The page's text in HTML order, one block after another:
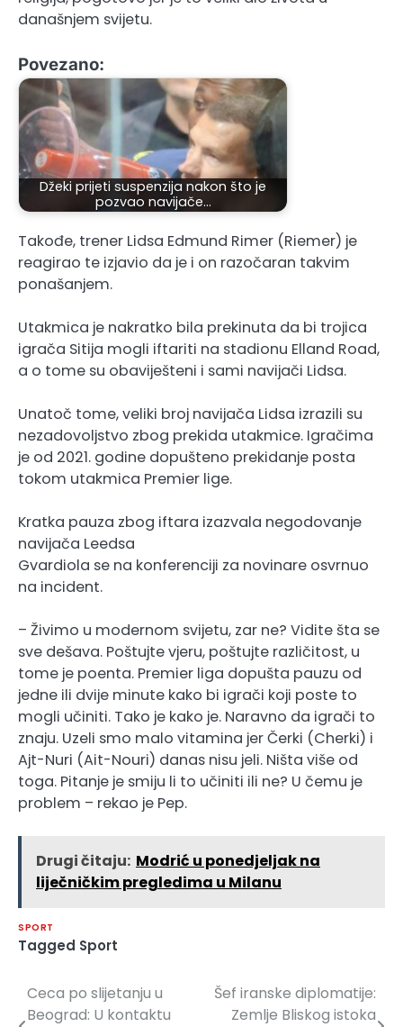
današnjem svijetu.
Povezano:
Džeki prijeti suspenzija nakon što je
pozvao navijače…
Takođe, trener Lidsa Edmund Rimer (Riemer) je
reagirao te izjavio da je i on razočaran takvim
ponašanjem.
Utakmica je nakratko bila prekinuta da bi trojica
igrača Sitija mogli iftariti na stadionu Elland Road,
a o tome su obaviješteni i sami navijači Lidsa.
Unatoč tome, veliki broj navijača Lidsa izrazili su
nezadovoljstvo zbog prekida utakmice. Igračima
je od 2021. godine dopušteno prekidanje posta
tokom utakmica Premier lige.
Kratka pauza zbog iftara izazvala negodovanje
navijača Leedsa
Gvardiola se na konferenciji za novinare osvrnuo
na incident.
– Živimo u modernom svijetu, zar ne? Vidite šta se
sve dešava. Poštujte vjeru, poštujte različitost, u
tome je poenta. Premier liga dopušta pauzu od
jedne ili dvije minute kako bi igrači koji poste to
mogli učiniti. Tako je kako je. Naravno da igrači to
znaju. Uzeli smo malo vitamina jer Čerki (Cherki) i
Ajt-Nuri (Ait-Nouri) danas nisu jeli. Ništa više od
toga. Pitanje je smiju li to učiniti ili ne? U čemu je
problem – rekao je Pep.
Drugi čitaju: Modrić u ponedjeljak na
liječničkim pregledima u Milanu
SPORT
Tagged Sport
Navigacija
Ceca po slijetanju u
Beograd: U kontaktu
Šef iranske diplomatije:
Zemlje Bliskog istoka